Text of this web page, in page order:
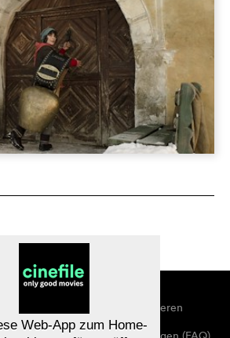
Registrieren/abonnieren
Newsletter
Web-App zum Home-